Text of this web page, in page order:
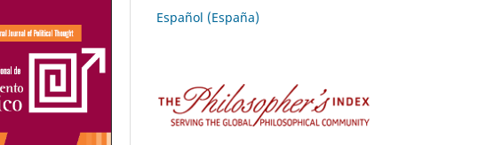
Español (España)